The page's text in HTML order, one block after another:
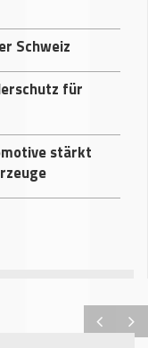
Schweiz
für
stärkt